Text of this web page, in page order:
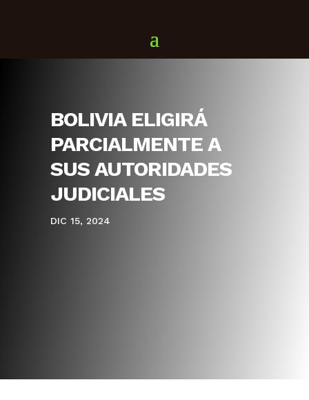
BOLIVIA ELIGIRÁ
PARCIALMENTE A
SUS AUTORIDADES
JUDICIALES
DIC 15, 2024